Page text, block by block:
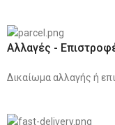
Αλλαγές -
Δικαίωμα αλλαγής ή